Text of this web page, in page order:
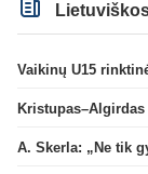
A. Skerla: „Ne tik